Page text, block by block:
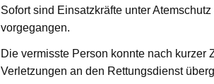
Sofort sind Einsatzkräfte unter
vorgegangen.
Die vermisste Person konnte nach kurzer
Verletzungen an den Rettungsdienst